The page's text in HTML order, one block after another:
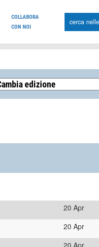
COLLABORA
CON NOI
20 Apr
20 Apr
20 Apr